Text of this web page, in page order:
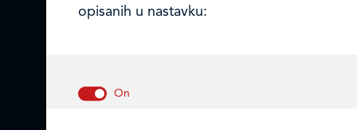
opisanih u nastavku: